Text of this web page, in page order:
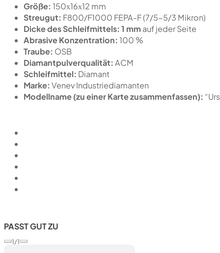
Größe: 150х16х12 mm
Streugut: F800/F1000 FEPA-F (7/5-5/3 Mikron)
Dicke des Schleifmittels: 1 mm auf jeder Seite
Abrasive Konzentration: 100 %
Traube: OSB
Diamantpulverqualität: ACM
Schleifmittel: Diamant
Marke: Venev Industriediamanten
Modellname (zu einer Karte zusammenfassen):
PASST GUT ZU
1/1